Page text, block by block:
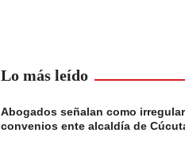
Lo más leído
Abogados señalan como
convenios ente alcaldía de